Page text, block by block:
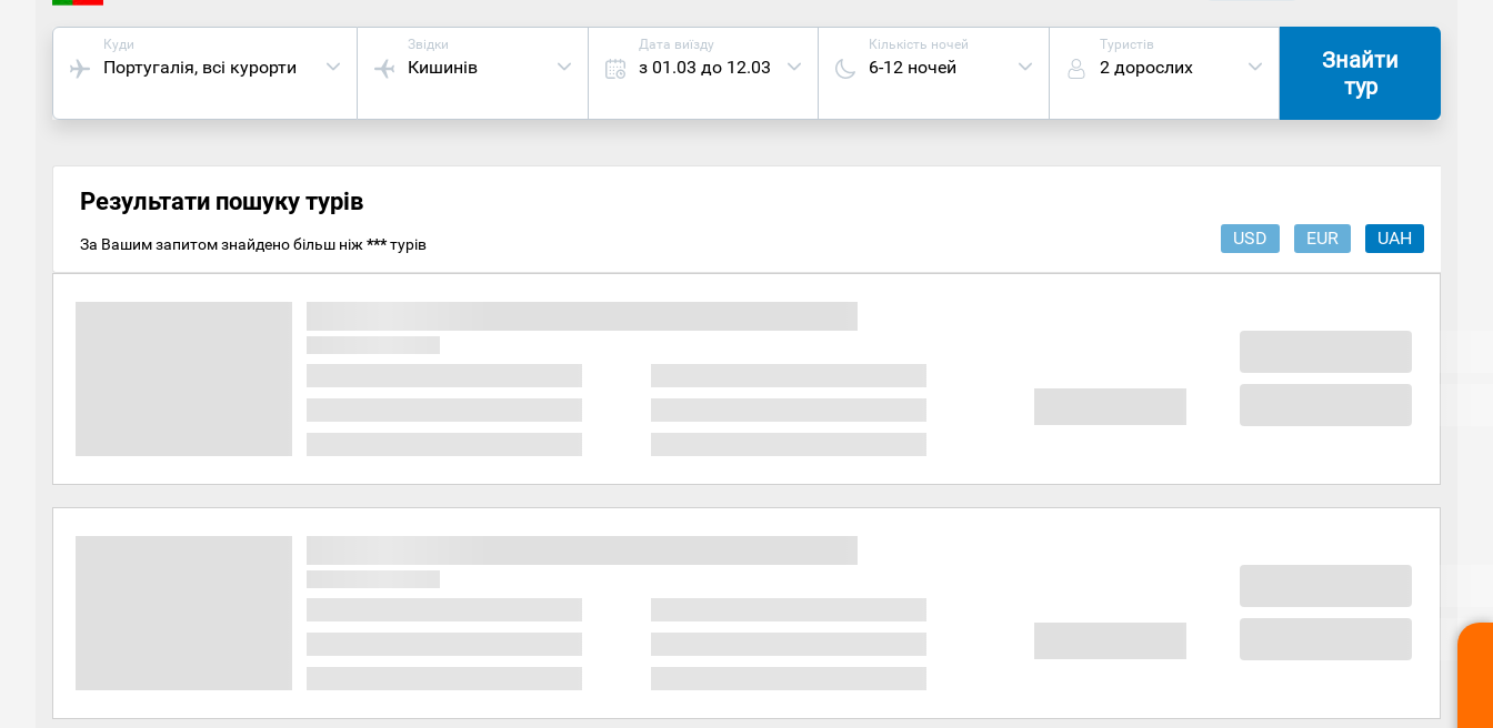
Куди
Португалія, всі курорти
Звідки
Кишинів
Дата виїзду
з 01.03 до 12.03
Кількість ночей
6-12 ночей
Туристів
2 дорослих
Знайти
тур
Результати пошуку турів
USD EUR UAH
За Вашим запитом знайдено більш ніж ***турів